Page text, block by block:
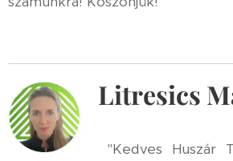
Litresics
"Kedves Huszár